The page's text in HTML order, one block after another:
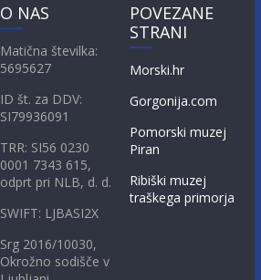
O NAS
Matična številka:
5695627
ID št. za DDV:
SI79936091
TRR: SI56 0230
0001 7343 615,
odprt pri NLB, d. d.
SWIFT: LJBASI2X
Srg 2016/10030,
Okrožno sodišče v
POVEZANE
STRANI
Morski.hr
Gorgonija.com
Pomorski muzej
Piran
Ribiški muzej
traškega primorja